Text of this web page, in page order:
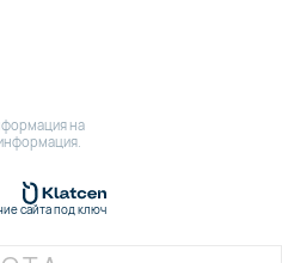
на
сайта под ключ